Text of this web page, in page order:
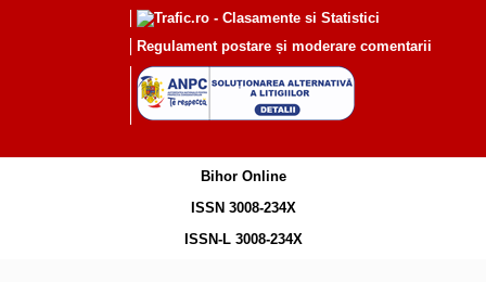
Regulament postare și moderare comentarii
Bihor Online
ISSN 3008-234X
ISSN-L 3008-234X